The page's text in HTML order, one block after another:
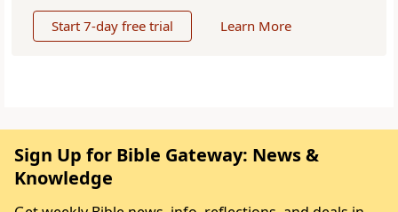
Start 7-day free trial Learn More
Sign Up for Bible Gateway: News &
Knowledge